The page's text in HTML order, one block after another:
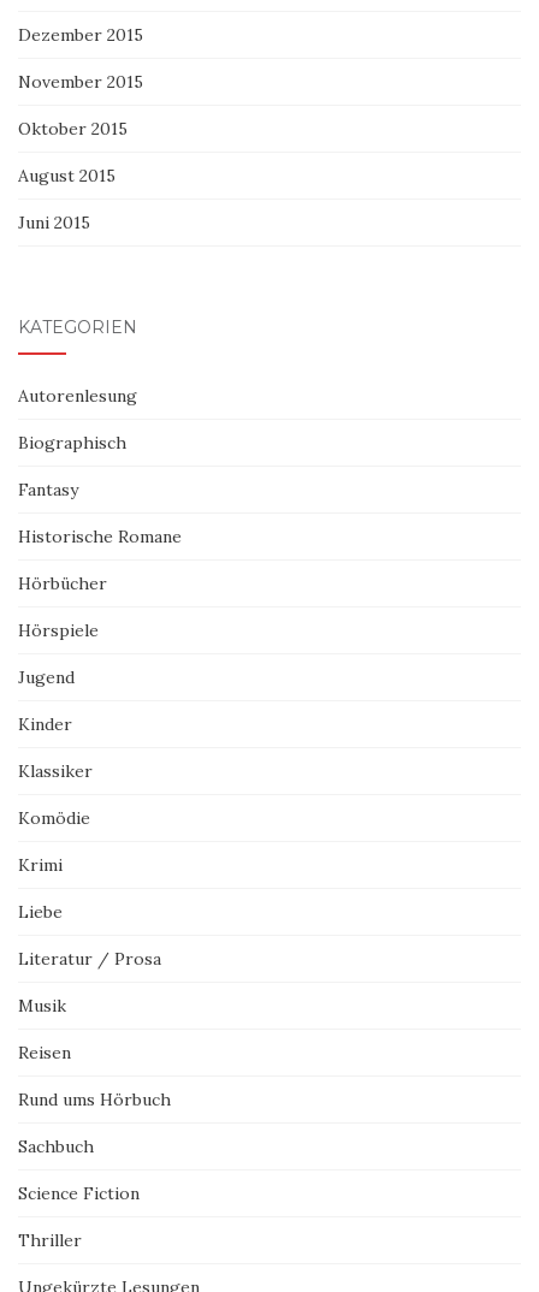
Dezember 2015
November 2015
Oktober 2015
August 2015
Juni 2015
KATEGORIEN
Autorenlesung
Biographisch
Fantasy
Historische Romane
Hörbücher
Hörspiele
Jugend
Kinder
Klassiker
Komödie
Krimi
Liebe
Literatur / Prosa
Musik
Reisen
Rund ums Hörbuch
Sachbuch
Science Fiction
Thriller
Ungekürzte Lesungen